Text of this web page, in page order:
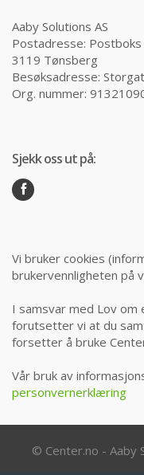
Aaby Solutions AS
Postadresse:
3119 Tønsberg
Besøksadresse:
Org. nummer:
Sjekk oss ut på:
Vi bruker cookies
brukervennligheten på
I samsvar med Lov om
forutsetter vi at du
forsetter å bruke
Vår bruk av
personvernerklæring
© Center.no - Aaby